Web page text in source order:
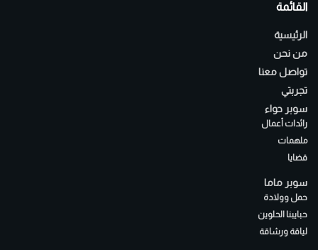
القائمة
الرئيسية
من نحن
تواصل معنا
تجربتي
سوبر حواء
رائدات أعمال
ملهمات
قضايا
سوبر ماما
حمل وولادة
حبايبنا الحلوين
لياقة ورشاقة